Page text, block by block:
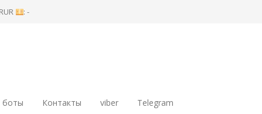
: -
боты Контакты viber Telegram